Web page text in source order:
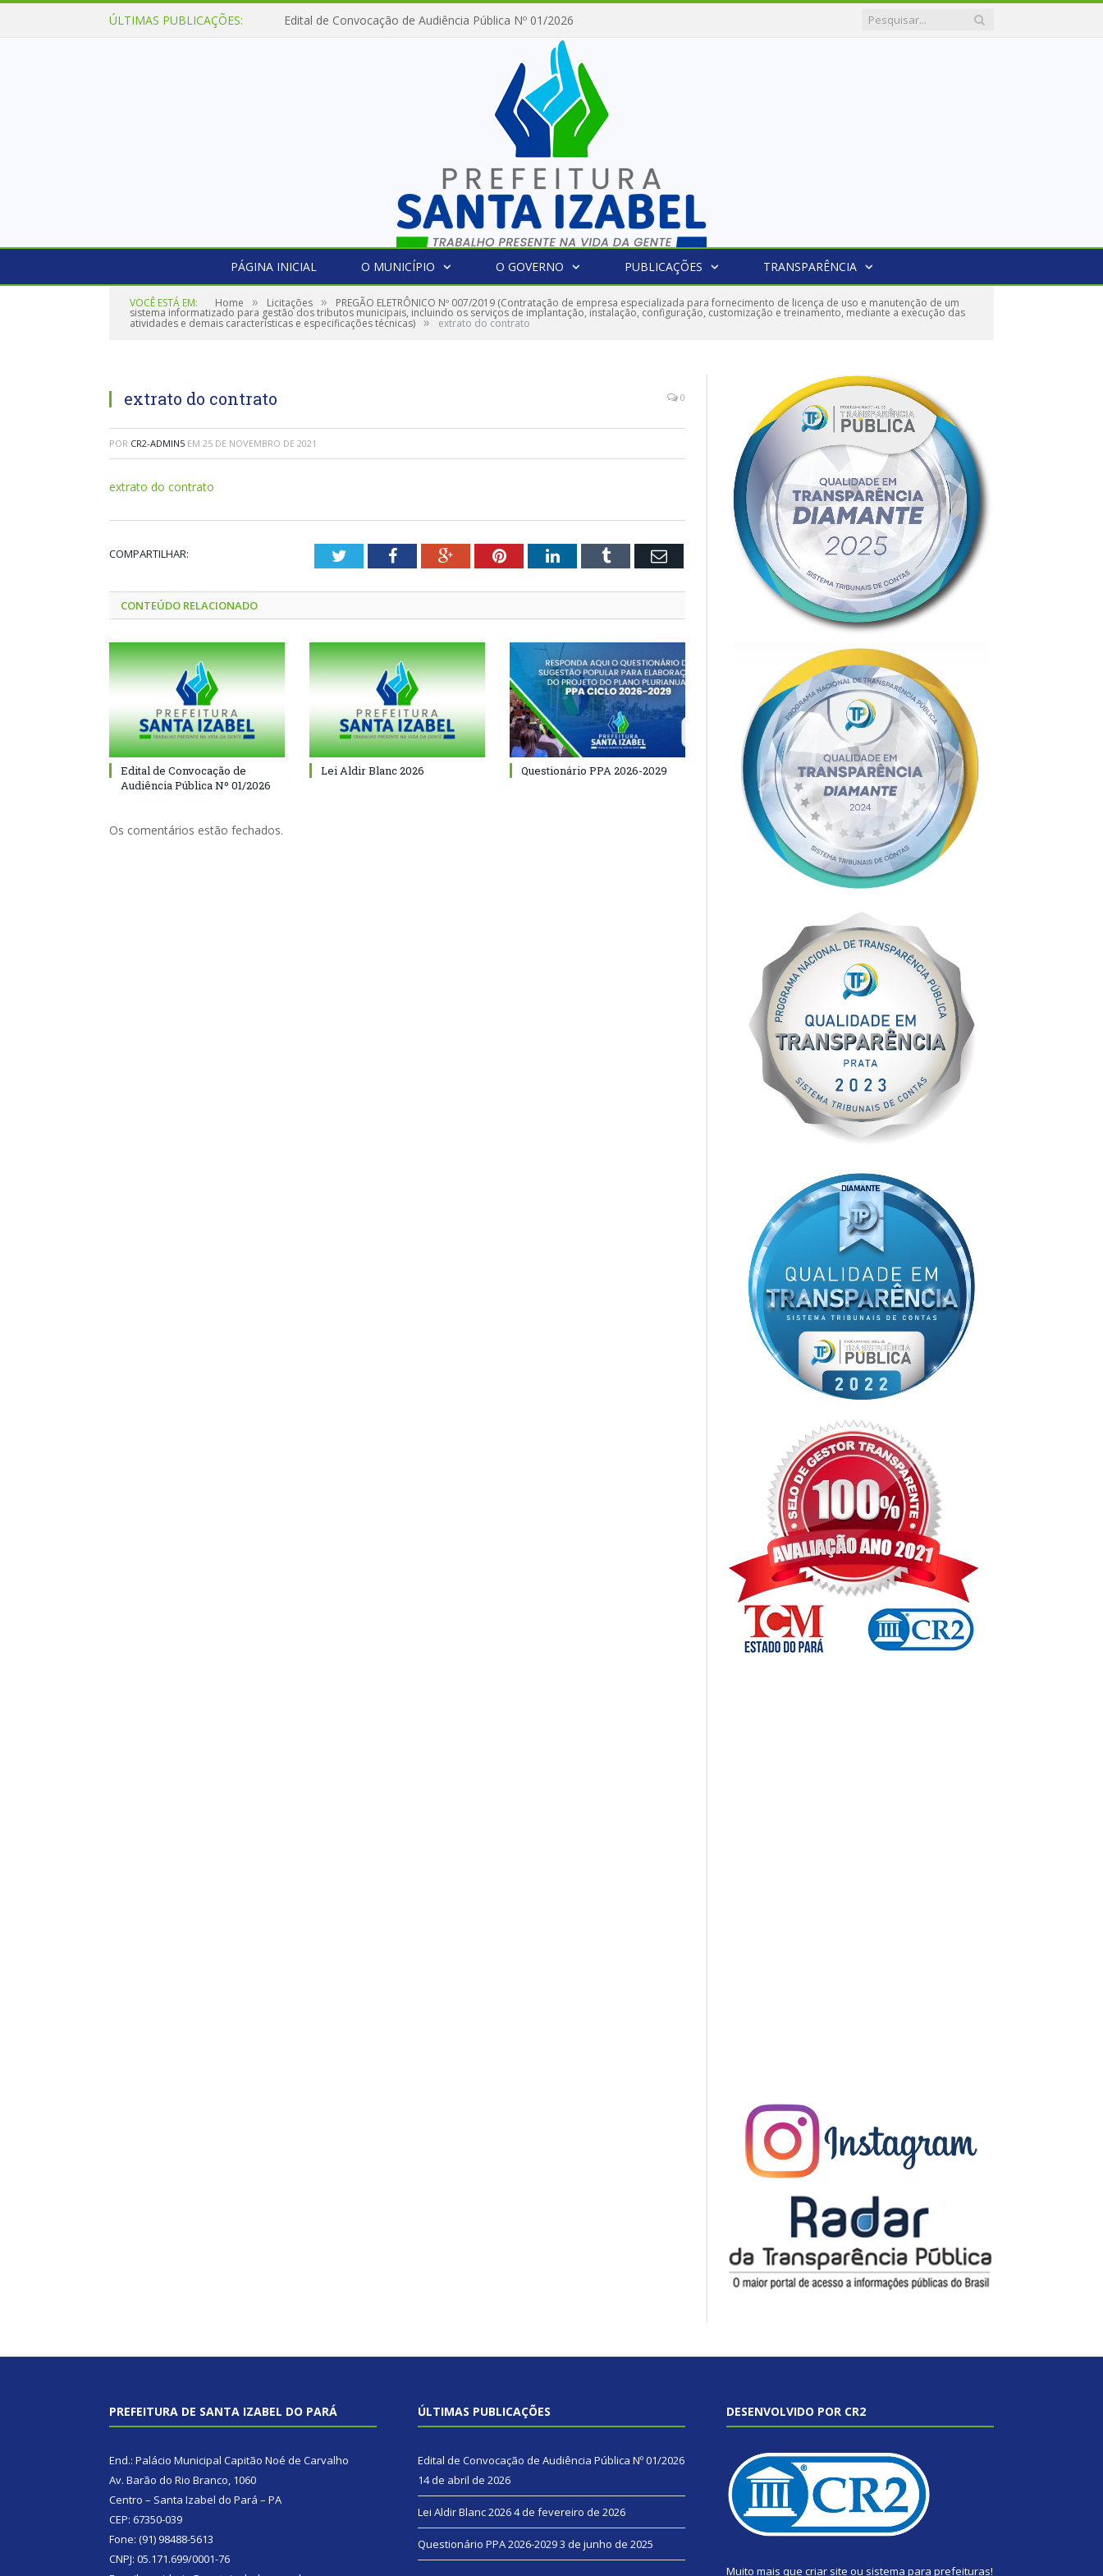
ÚLTIMAS PUBLICAÇÕES: Edital de Convocação de Audiência Pública Nº 01/2026
PÁGINA INICIAL O MUNICÍPIO O GOVERNO PUBLICAÇÕES TRANSPARÊNCIA
VOCÊ ESTÁ EM: Home » Licitações » PREGÃO ELETRÔNICO Nº 007/2019 (Contratação de empresa especializada para fornecimento de licença de uso e manutenção de um
sistema informatizado para gestão dos tributos municipais, incluindo os serviços de implantação, instalação, configuração, customização e treinamento, mediante a execução das
atividades e demais características e especificações técnicas) » extrato do contrato
extrato do contrato 0
POR CR2-ADMIN5 EM 25 DE NOVEMBRO DE 2021
extrato do contrato
COMPARTILHAR: TwitterFacebookGoogle+PinterestLinkedInTumblr Email
CONTEÚDO RELACIONADO
Edital de Convocação de
Audiência Pública Nº 01/2026
Lei Aldir Blanc 2026 Questionário PPA 2026-2029
Os comentários estão fechados.
PREFEITURA DE SANTA IZABEL DO PARÁ
End.: Palácio Municipal Capitão Noé de Carvalho
Av. Barão do Rio Branco, 1060
Centro – Santa Izabel do Pará – PA
CEP: 67350-039
Fone: (91) 98488-5613
CNPJ: 05.171.699/0001-76
ÚLTIMAS PUBLICAÇÕES
Edital de Convocação de Audiência Pública Nº 01/2026
14 de abril de 2026
Lei Aldir Blanc 20264 de fevereiro de 2026
Questionário PPA 2026-20293 de junho de 2025
DESENVOLVIDO POR CR2
Muito mais que criar site ou sistema para prefeituras!